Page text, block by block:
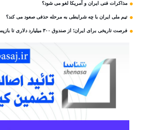
مذاکرات فنی ایران و آمریکا لغو می شود؟
تیم ملی ایران با چه شرایطی به مرحله حذفی صعود می کند؟
فرصت تاریخی برای ایران؛ از صندوق ۳۰۰ میلیارد دلاری تا بازپس گیری دارایی‌های ایران